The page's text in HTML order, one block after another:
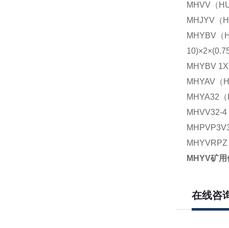
MHVV（
MHJYV（
MHYBV（
MHYBV
MHYAV（
MHYA32
MHVV32-
MHYV矿
在线咨